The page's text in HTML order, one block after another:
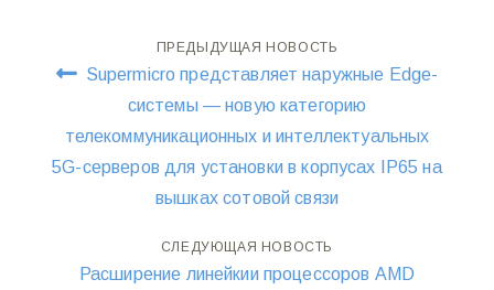
Навигация
записям
ПРЕДЫДУЩАЯ НОВОСТЬ
Supermicro представляет наружные Edge-
системы — новую категорию
телекоммуникационных и интеллектуальных
5G-серверов для установки в корпусах IP65 на
вышках сотовой связи
СЛЕДУЮЩАЯ НОВОСТЬ
Расширение линейкии процессоров AMD